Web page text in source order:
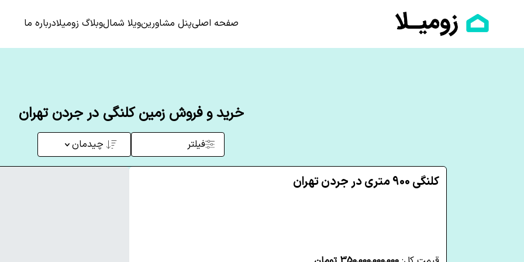
صفحه اصلیپنل مشاورینویلا شمالوبلاگ زومیلادرباره ما
خرید و فروش زمین کلنگی در جردن تهران
فیلتر چیدمان
کلنگی 900 متری در جردن تهران